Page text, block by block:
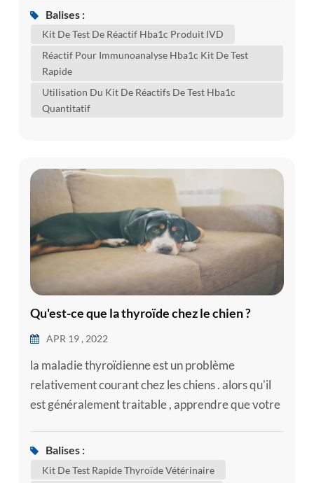
l'hémoglobine. l'hémoglobine est la partie de vos
globules rouges qui transporte l'oxygène de vos
montre quelle est la quantité moyenne de glucose
attaché à l'hémoglobine a été au ...
Balises :
Kit De Test De Réactif Hba1c Produit IVD
Réactif Pour Immunoanalyse Hba1c Kit De Test
Rapide
Utilisation Du Kit De Réactifs De Test Hba1c
Quantitatif
Qu'est-ce que la thyroïde chez le chien ?
APR 19 , 2022
la maladie thyroïdienne est un problème
relativement courant chez les chiens . alors qu'il
est généralement traitable , apprendre que votre
naturellement préoccupant . voici quelques
informations sur les maladies thyroïdiennes les
Balises :
Kit De Test Rapide Thyroïde Vétérinaire